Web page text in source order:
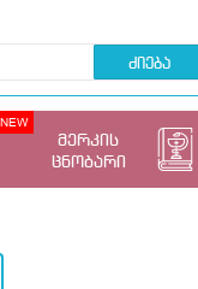
ძიება
მერკის
ცნობარი